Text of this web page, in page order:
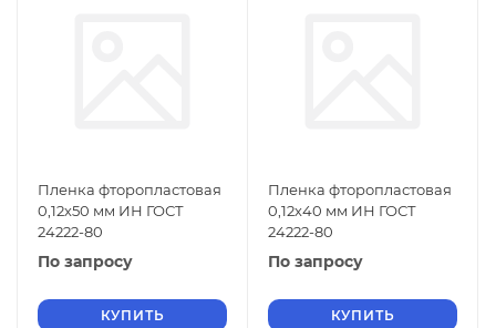
Пленка фторопластовая
0,12х50 мм ИН ГОСТ
24222-80
По запросу
КУПИТЬ
Пленка фторопластовая
0,12х40 мм ИН ГОСТ
24222-80
По запросу
КУПИТЬ